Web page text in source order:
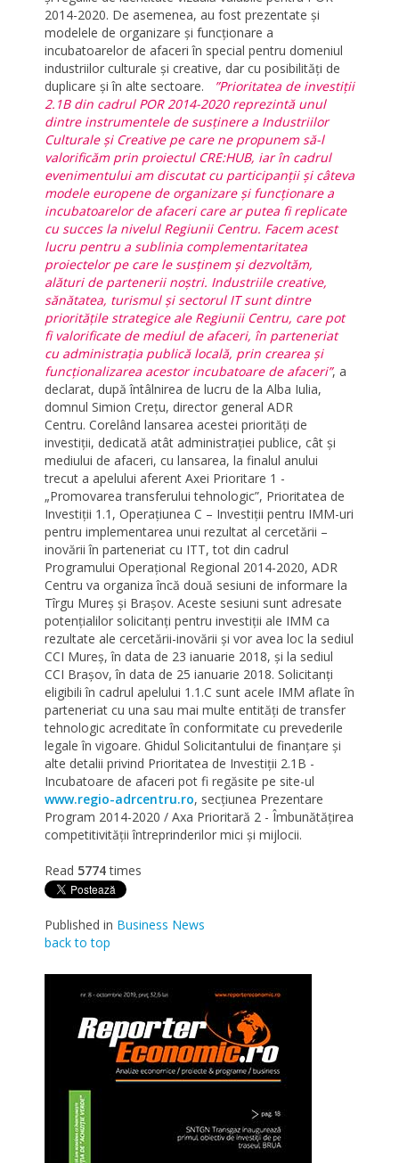
2014-2020. De asemenea, au fost prezentate și
modelele de organizare și funcționare a
incubatoarelor de afaceri în special pentru domeniul
industriilor culturale și creative, dar cu posibilități de
duplicare și în alte sectoare.
”Prioritatea de investiții
2.1B din cadrul POR 2014-2020 reprezintă unul
dintre instrumentele de susținere a Industriilor
Culturale și Creative pe care ne propunem să-l
valorificăm prin proiectul CRE:HUB, iar în cadrul
evenimentului am discutat cu participanții și câteva
modele europene de organizare și funcționare a
incubatoarelor de afaceri care ar putea fi replicate
cu succes la nivelul Regiunii Centru. Facem acest
lucru pentru a sublinia complementaritatea
proiectelor pe care le susținem și dezvoltăm,
alături de partenerii noștri. Industriile creative,
sănătatea, turismul și sectorul IT sunt dintre
prioritățile strategice ale Regiunii Centru, care pot
fi valorificate de mediul de afaceri, în parteneriat
cu administrația publică locală, prin crearea și
funcționalizarea acestor incubatoare de afaceri”, a
declarat, după întâlnirea de lucru de la Alba Iulia,
domnul Simion Crețu, director general ADR
Centru. Corelând lansarea acestei priorități de
investiții, dedicată atât administrației publice, cât și
mediului de afaceri, cu lansarea, la finalul anului
trecut a apelului aferent Axei Prioritare 1 -
„Promovarea transferului tehnologic”, Prioritatea de
Investiții 1.1, Operațiunea C – Investiții pentru IMM-uri
pentru implementarea unui rezultat al cercetării –
inovării în parteneriat cu ITT, tot din cadrul
Programului Operațional Regional 2014-2020, ADR
Centru va organiza încă două sesiuni de informare la
Tîrgu Mureș și Brașov. Aceste sesiuni sunt adresate
potențialilor solicitanți pentru investiții ale IMM ca
rezultate ale cercetării-inovării și vor avea loc la sediul
CCI Mureș, în data de 23 ianuarie 2018, și la sediul
CCI Brașov, în data de 25 ianuarie 2018. Solicitanți
eligibili în cadrul apelului 1.1.C sunt acele IMM aflate în
parteneriat cu una sau mai multe entități de transfer
tehnologic acreditate în conformitate cu prevederile
legale în vigoare. Ghidul Solicitantului de finanțare și
alte detalii privind Prioritatea de Investiții 2.1B -
Incubatoare de afaceri pot fi regăsite pe site-ul
www.regio-adrcentru.ro, secțiunea Prezentare
Program 2014-2020 / Axa Prioritară 2 - Îmbunătățirea
competitivității întreprinderilor mici și mijlocii.
Read 5774times
Published in Business News
back to top